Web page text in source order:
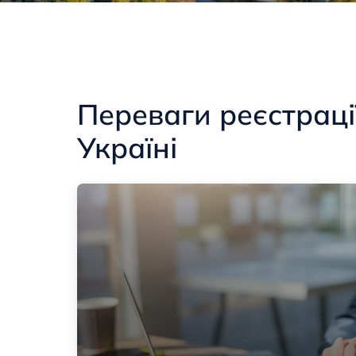
Переваги
Україні